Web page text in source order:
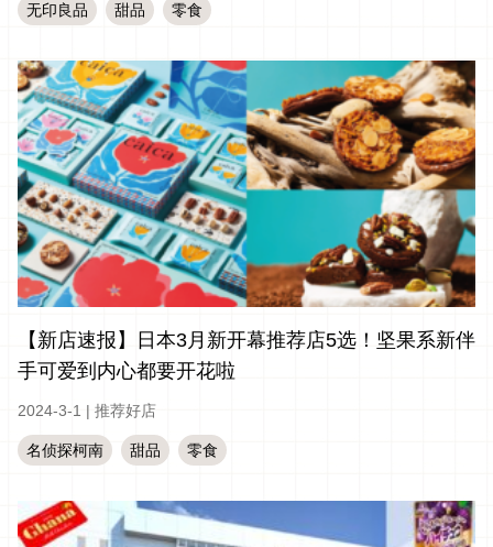
无印良品 甜品 零食
【新店速报】日本3月新开幕推荐店5选！坚果系新伴
手可爱到内心都要开花啦
2024-3-1 | 推荐好店
名侦探柯南 甜品 零食